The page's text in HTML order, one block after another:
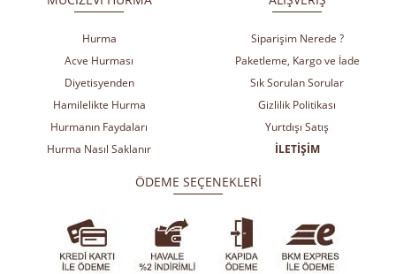
Hurma
Siparişim Nerede ?
Acve Hurması
Paketleme, Kargo ve İade
Diyetisyenden
Sık Sorulan Sorular
Hamilelikte Hurma
Gizlilik Politikası
Hurmanın Faydaları
Yurtdışı Satış
Hurma Nasıl Saklanır
İLETİŞİM
ÖDEME SEÇENEKLERİ